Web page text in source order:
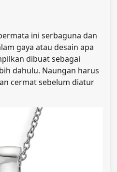
ini serbaguna dan
gaya atau desain apa
dibuat sebagai
dahulu. Naungan harus
cermat sebelum diatur